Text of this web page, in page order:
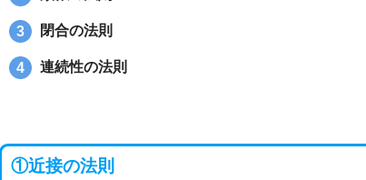
閉合の法則
連続性の法則
①近接の法則